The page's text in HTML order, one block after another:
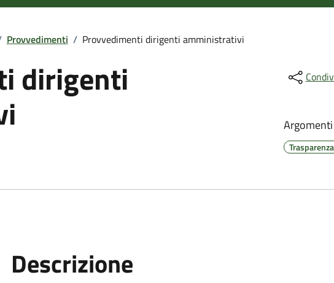
Provvedimenti / Provvedimenti dirigenti amministrativi
dirigenti
Argomenti
Descrizione